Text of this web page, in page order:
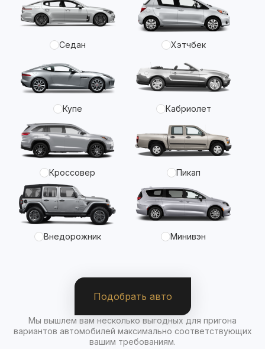
Седан Хэтчбек
Купе Кабриолет
Кроссовер Пикап
Внедорожник Минивэн
Подобрать авто
Мы вышлем вам несколько выгодных для пригона
вариантов автомобилей максимально соответствующих
вашим требованиям.